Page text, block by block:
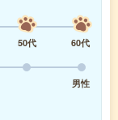
50代
60代
男性